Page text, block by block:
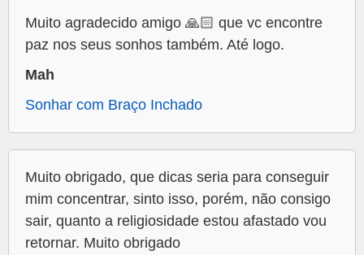
Muito agradecido amigo 🙏🏻 que vc encontre
paz nos seus sonhos também. Até logo.
Mah
Sonhar com Braço Inchado
Muito obrigado, que dicas seria para conseguir
mim concentrar, sinto isso, porém, não consigo
sair, quanto a religiosidade estou afastado vou
retornar. Muito obrigado